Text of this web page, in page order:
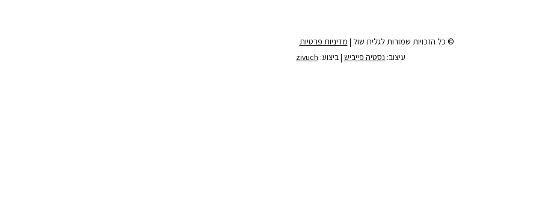
© כל הזכויות שמורות לגלית שול | מדיניות פרטיות
עיצוב: נסטיה פייביש | ביצוע: zivuch